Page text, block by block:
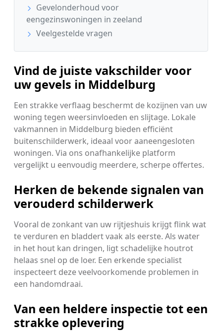
Gevelonderhoud voor
eengezinswoningen in zeeland
Veelgestelde vragen
Vind de juiste vakschilder voor
uw gevels in Middelburg
Een strakke verflaag beschermt de kozijnen van uw
woning tegen weersinvloeden en slijtage. Lokale
vakmannen in Middelburg bieden efficiënt
buitenschilderwerk, ideaal voor aaneengesloten
woningen. Via ons onafhankelijke platform
vergelijkt u eenvoudig meerdere, scherpe offertes.
Herken de bekende signalen van
verouderd schilderwerk
Vooral de zonkant van uw rijtjeshuis krijgt flink wat
te verduren en bladdert vaak als eerste. Als water
in het hout kan dringen, ligt schadelijke houtrot
helaas snel op de loer. Een erkende specialist
inspecteert deze veelvoorkomende problemen in
een handomdraai.
Van een heldere inspectie tot een
strakke oplevering